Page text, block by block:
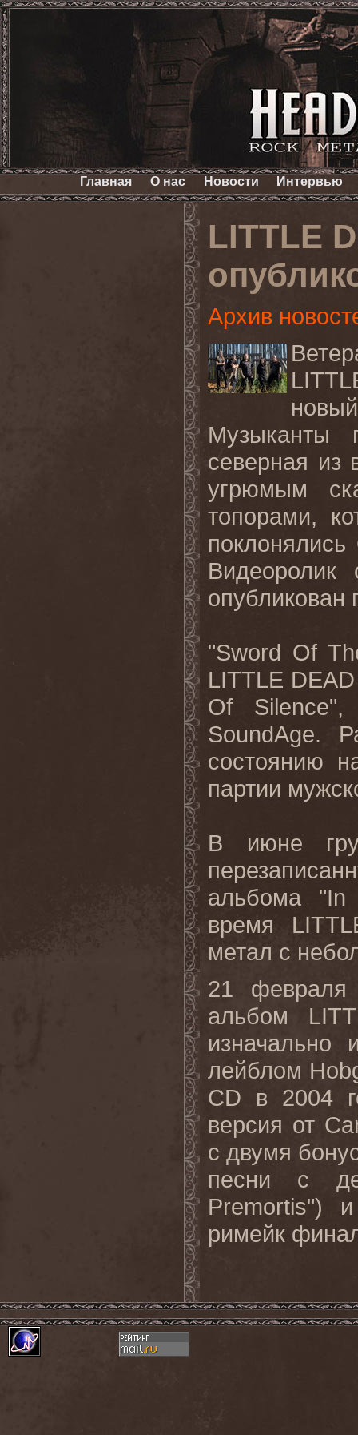
Главная О нас Новости Интервью
LITTLE
Архив
Музыканты
северная из
угрюмым
топорами,
опубликован
"Sword Of
LITTLE
Of
SoundAge.
состоянию
партии
В июне
альбома "In
время
метал с
21 февраля
альбом
изначально
лейблом
CD в 2004
версия от
с двумя
песни с
Premortis")
римейк